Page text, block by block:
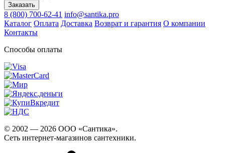
Заказать
8 (800) 700-62-41 info@santika.pro
Каталог Оплата Доставка Возврат и гарантия О компании
Контакты
Способы оплаты
© 2002 — 2026 ООО «Сантика».
Сеть интернет-магазинов сантехники.